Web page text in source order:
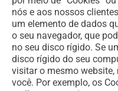
nós e aos nossos
um elemento de dados
o seu navegador, que
no seu disco rígido. Se
disco rígido do seu
visitar o mesmo website,
você. Por exemplo, os